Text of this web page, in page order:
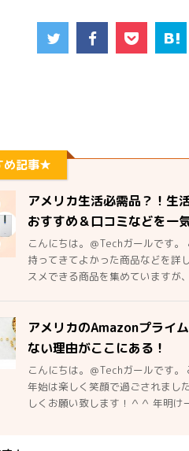
め記事★
アメリカ生活必需品？！生
おすすめ＆口コミなどを一
こんにちは。＠Techガールです
持ってきてよかった商品などを詳
スメできる商品を集めていますが
アメリカのAmazonプライ
ない理由がここにある！
こんにちは。＠Techガールです
年始は楽しく笑顔で過ごされまし
しくお願い致します！＾＾ 年明け